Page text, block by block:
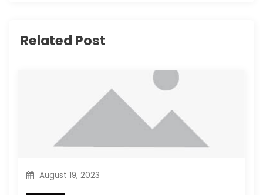
Related Post
August 19, 2023